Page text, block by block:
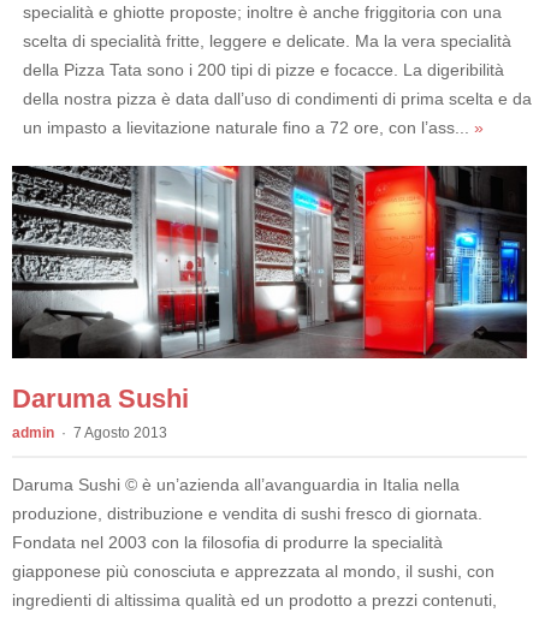
specialità e ghiotte proposte; inoltre è anche friggitoria con una
scelta di specialità fritte, leggere e delicate. Ma la vera specialità
della Pizza Tata sono i 200 tipi di pizze e focacce. La digeribilità
della nostra pizza è data dall’uso di condimenti di prima scelta e da
un impasto a lievitazione naturale fino a 72 ore, con l’ass... »
Daruma Sushi
admin 7 Agosto 2013
Daruma Sushi © è un’azienda all’avanguardia in Italia nella
produzione, distribuzione e vendita di sushi fresco di giornata.
Fondata nel 2003 con la filosofia di produrre la specialità
giapponese più conosciuta e apprezzata al mondo, il sushi, con
ingredienti di altissima qualità ed un prodotto a prezzi contenuti,